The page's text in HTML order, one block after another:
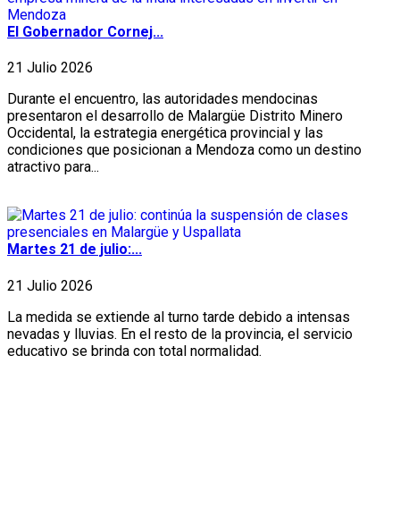
El Gobernador Cornej...
21 Julio 2026
Durante el encuentro, las autoridades mendocinas
presentaron el desarrollo de Malargüe Distrito Minero
Occidental, la estrategia energética provincial y las
condiciones que posicionan a Mendoza como un destino
atractivo para...
Martes 21 de julio:...
21 Julio 2026
La medida se extiende al turno tarde debido a intensas
nevadas y lluvias. En el resto de la provincia, el servicio
educativo se brinda con total normalidad.